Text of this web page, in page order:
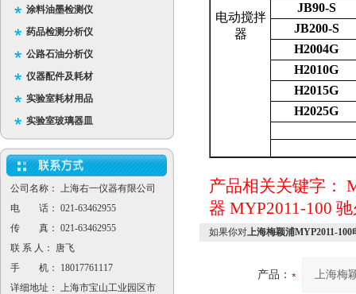
涂料油墨检测仪
药品检测分析仪
公路石油分析仪
仪器配件及耗材
实验室耗材用品
实验室玻璃器皿
公司名称： 上海右一仪器有限公司
电 话： 021-63462955
传 真： 021-63462955
联 系 人： 唐飞
手 机： 18017761117
详细地址： 上海市宝山工业园区市
电动搅拌
器
JB90-S
JB200-S
H2004G
H2010G
H2015G
H2025G
产品相关关键字：
器 MYP2011-100
如果你对上海梅颖浦MYP2011-
产品：